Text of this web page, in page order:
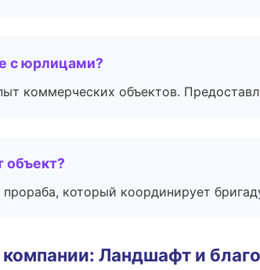
с юрлицами?
коммерческих объектов.
объект?
который координирует
Ландшафт и